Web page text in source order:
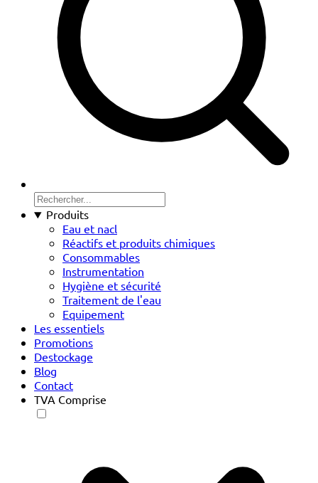
Produits
Eau et nacl
Réactifs et produits chimiques
Consommables
Instrumentation
Hygiène et sécurité
Traitement de l'eau
Equipement
Les essentiels
Promotions
Destockage
Blog
Contact
TVA Comprise